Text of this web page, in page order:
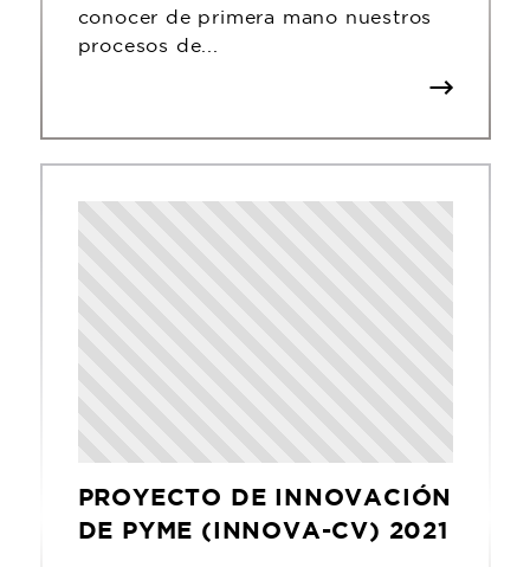
conocer de primera mano nuestros
procesos de...
PROYECTO DE INNOVACIÓN
DE PYME (INNOVA-CV) 2021